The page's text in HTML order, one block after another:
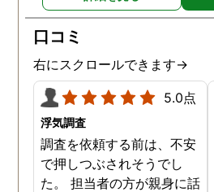
口コミ
右にスクロールできます→
5.0点
浮気調査
調査を依頼する前は、不安
で押しつぶされそうでし
た。 担当者の方が親身に話